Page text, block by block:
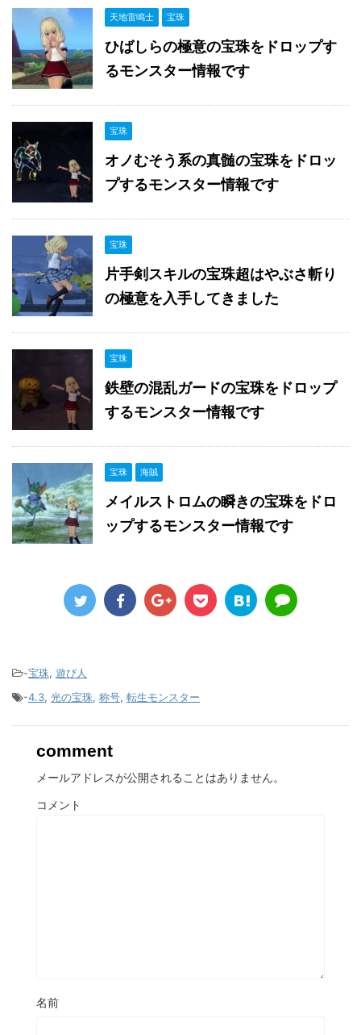
天地雷鳴士 宝珠
ひばしらの極意の宝珠をドロップす
るモンスター情報です
宝珠
オノむそう系の真髄の宝珠をドロッ
プするモンスター情報です
宝珠
片手剣スキルの宝珠超はやぶさ斬り
の極意を入手してきました
宝珠
鉄壁の混乱ガードの宝珠をドロップ
するモンスター情報です
宝珠 海賊
メイルストロムの瞬きの宝珠をドロ
ップするモンスター情報です
-宝珠, 遊び人
-4.3, 光の宝珠, 称号, 転生モンスター
comment
メールアドレスが公開されることはありません。
コメント
名前